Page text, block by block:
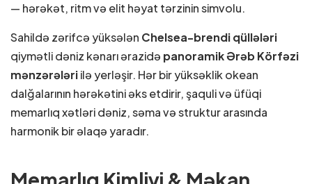
— hərəkət, ritm və elit həyat tərzinin simvolu.
Sahildə zərifcə yüksələn Chelsea-brendi qüllələri
qiymətli dəniz kənarı ərazidə panoramik Ərəb Körfəzi
mənzərələriilə yerləşir. Hər bir yüksəklik okean
dalğalarının hərəkətini əks etdirir, şaquli və üfüqi
memarlıq xətləri dəniz, səma və struktur arasında
harmonik bir əlaqə yaradır.